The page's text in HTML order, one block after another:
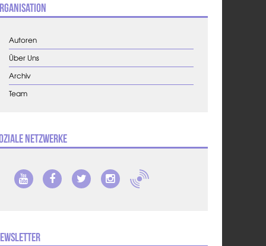
Autoren
Über Uns
Archiv
Team
Netzwerke